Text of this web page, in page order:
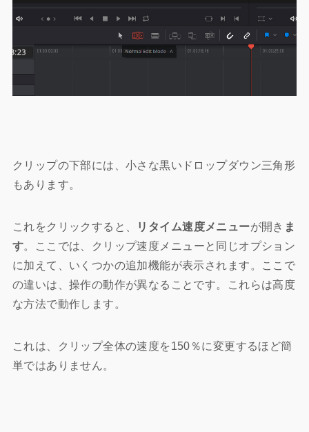
クリップの下部には、小さな黒いドロップダウン三角形
もあります。
これをクリックすると、 リタイム速度メニューが開き ま
す。ここでは、クリップ速度メニューと同じオプション
に加えて、いくつかの追加機能が表示されます。ここで
の違いは、操作の動作が異なることです。これらは高度
な方法で動作します。
これは、クリップ全体の速度を150％に変更するほど簡
単ではありません。